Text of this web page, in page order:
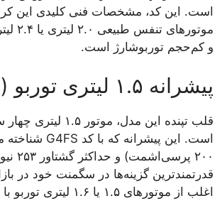
است. این کد، مشخصات فنی کلیدی این
و کم‌حجم توربوشارژ است.
پیشرانه ۱.۵ لیتری توربو (Smartstream G4FS)
قدرتمندترین گزینه‌ها در سگمنت خود در
اغلب از موتورهای ۱.۵ یا ۱.۶ لیتری توربو با قدرت کمتر استفاده می‌کنند.